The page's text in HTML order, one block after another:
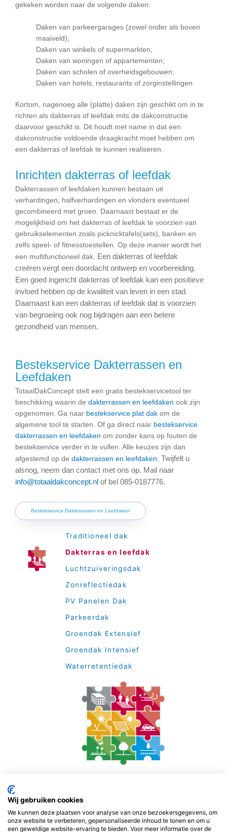
Traditioneel dak
Dakterras en leefdak
Luchtzuiveringsdak
Zonreflectiedak
PV Panelen Dak
Parkeerdak
Groendak Extensief
Groendak Intensief
Waterretentiedak
gekeken worden naar de volgende daken:
Daken van parkeergarages (zowel onder als boven
maaiveld);
Daken van winkels of supermarkten;
Daken van woningen of appartementen;
Daken van scholen of overheidsgebouwen;
Daken van hotels, restaurants of zorginstellingen.
Kortom, nagenoeg alle (platte) daken zijn geschikt om in te
richten als dakterras of leefdak mits de dakconstructie
daarvoor geschikt is. Dit houdt met name in dat een
dakconstructie voldoende draagkracht moet hebben om
een dakterras of leefdak te kunnen realiseren.
Inrichten dakterras of leefdak
Dakterrassen of leefdaken kunnen bestaan uit
verhardingen, halfverhardingen en vlonders eventueel
gecombineerd met groen. Daarnaast bestaat er de
mogelijkheid om het dakterras of leefdak te voorzien van
gebruikselementen zoals picknicktafels(sets), banken en
zelfs speel- of fitnesstoestellen. Op deze manier wordt het
een multifunctioneel dak. Een dakterras of leefdak
creëren vergt een doordacht ontwerp en voorbereiding.
Een goed ingericht dakterras of leefdak kan een positieve
invloed hebben op de kwaliteit van leven in een stad.
Daarnaast kan een dakterras of leefdak dat is voorzien
van begroeiing ook nog bijdragen aan een betere
gezondheid van mensen.
Bestekservice Dakterrassen en
Leefdaken
TotaalDakConcept stelt een gratis bestekservicetool ter
beschikking waarin de dakterrassen en leefdaken ook zijn
opgenomen. Ga naar bestekservice plat dak om de
algemene tool te starten. Of ga direct naar bestekservice
dakterrassen en leefdaken om zonder kans op fouten de
bestekservice verder in te vullen. Alle keuzes zijn dan
afgestemd op de dakterrassen en leefdaken. Twijfelt u
alsnog, neem dan contact met ons op. Mail naar
info@totaaldakconcept.nl of bel 085-0187776.
Bestekservice Dakterrassen en Leefdaken
© 2016-2020 | Totaal Dak Concept is een samenwerkings- en
Wij gebruiken cookies
We kunnen deze plaatsen voor analyse van onze bezoekersgegevens, om
onze website te verbeteren, gepersonaliseerde inhoud te tonen en om u
een geweldige website-ervaring te bieden. Voor meer informatie over de